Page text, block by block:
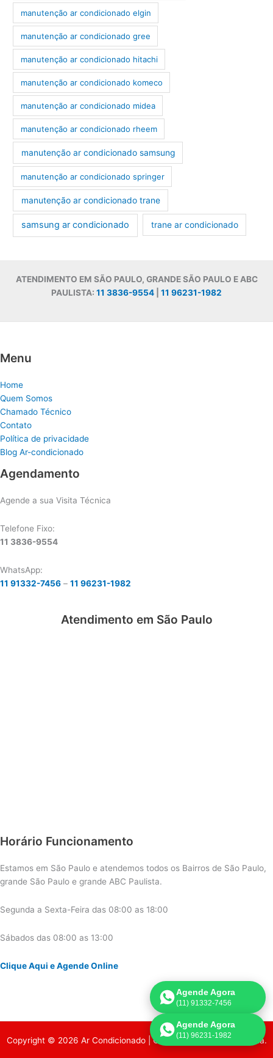
manutenção ar condicionado elgin
manutenção ar condicionado gree
manutenção ar condicionado hitachi
manutenção ar condicionado komeco
manutenção ar condicionado midea
manutenção ar condicionado rheem
manutenção ar condicionado samsung
manutenção ar condicionado springer
manutenção ar condicionado trane
samsung ar condicionado trane ar condicionado
ATENDIMENTO EM SÃO PAULO, GRANDE SÃO PAULO E ABC
PAULISTA: 11 3836-9554 11 96231-1982
Menu
Home
Quem Somos
Chamado Técnico
Contato
Política de privacidade
Blog Ar-condicionado
Agendamento
Agende a sua Visita Técnica
Telefone Fixo:
11 3836-9554
WhatsApp:
11 91332-7456 – 11 96231-1982
Atendimento em São Paulo
Horário Funcionamento
Estamos em São Paulo e atendemos todos os Bairros de São Paulo,
grande São Paulo e grande ABC Paulista.
Segunda a Sexta-Feira das 08:00 as 18:00
Sábados das 08:00 as 13:00
Clique Aqui e Agende Online
Copyright © 2026 Ar Condicionado | Criado por:Página de Venda.
Agende Agora
(11) 91332-7456
Agende Agora
(11) 96231-1982